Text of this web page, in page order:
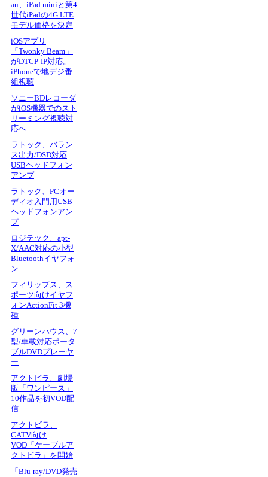
au、iPad miniと第4
世代iPadの4G LTE
モデル価格を決定
iOSアプリ
「Twonky Beam」
がDTCP-IP対応。
iPhoneで地デジ番
組視聴
ソニーBDレコーダ
がiOS機器でのスト
リーミング視聴対
応へ
ラトック、バラン
ス出力/DSD対応
USBヘッドフォン
アンプ
ラトック、PCオー
ディオ入門用USB
ヘッドフォンアン
プ
ロジテック、apt-
X/AAC対応の小型
Bluetoothイヤフォ
ン
フィリップス、ス
ポーツ向けイヤフ
ォンActionFit 3機
種
グリーンハウス、7
型/車載対応ポータ
ブルDVDプレーヤ
ー
アクトビラ、劇場
版「ワンピース」
10作品を初VOD配
信
アクトビラ、
CATV向け
VOD「ケーブルア
クトビラ」を開始
「Blu-ray/DVD発売